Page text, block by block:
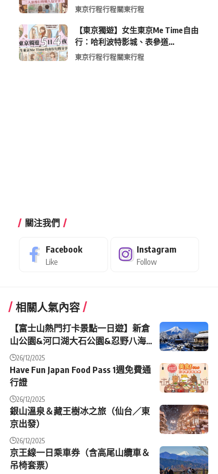
中目黑高質感咖啡廳全收錄
東京行程行程關東行程
【東京獨遊】女生東京Me Time自由
行：哈利波特影城、表參道
Shopping 與下北澤尋寶5日4夜慢活
東京行程行程關東行程
關注我們
Facebook
Like
Instagram
Follow
相關人氣內容
【富士山熱門打卡景點一日遊】新倉
山公園&河口湖大石公園&忍野八海
&羅森&日川時計店（東京出發）
26/12/2025
Have Fun Japan Food Pass 1週免費通
行證
26/12/2025
銀山溫泉＆藏王樹冰之旅（仙台／東
京出發）
26/12/2025
京王線一日乘車券（含高尾山纜車＆
吊椅套票）